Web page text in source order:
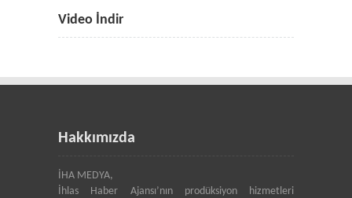
Video İndir
Hakkımızda
İHA MEDYA,
İhlas Haber Ajansı’nın prodüksiyon hizmetleri